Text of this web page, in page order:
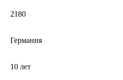
2180
Германия
10 лет